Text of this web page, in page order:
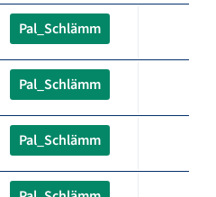
Pal_Schlämm
Pal_Schlämm
Pal_Schlämm